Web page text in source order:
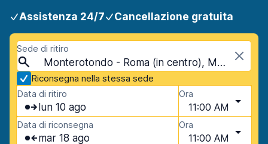
Assistenza 24/7 Cancellazione gratuita
Sede di ritiro
Monterotondo - Roma (in centro), Monterotondo - Roma, Italia
Riconsegna nella stessa sede
Data di ritiro
lun 10 ago
Ora
11:00 AM
Data di riconsegna
mar 18 ago
Ora
11:00 AM